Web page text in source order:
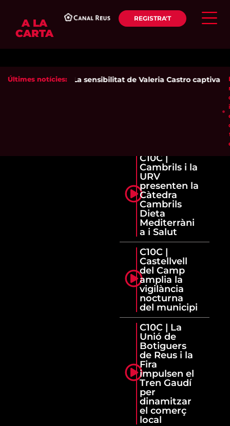
A LA
CARTA
REGISTRA'T
Últimes notícies: La sensibilitat de Valeria Castro captiva
C10C |
Cambrils i la
URV
presenten la
Càtedra
Cambrils
Dieta
Mediterràni
a i Salut
C10C |
Castellvell
del Camp
amplia la
vigilància
nocturna
del municipi
C10C | La
Unió de
Botiguers
de Reus i la
Fira
impulsen el
Tren Gaudí
per
dinamitzar
el comerç
local